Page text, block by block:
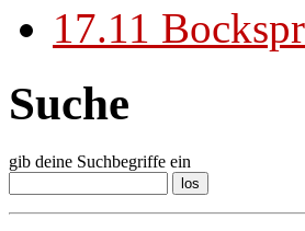
17.11
Suche
gib deine Suchbegriffe ein